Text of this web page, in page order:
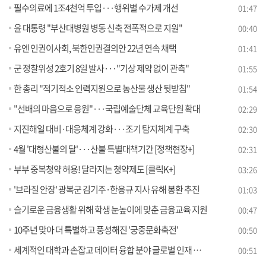
필수의료에 1조4천억 투입···행위별 수가제 개선 01:47
윤 대통령 "부산대병원 병동 신축 전폭적으로 지원" 00:40
유엔 인권이사회, 북한인권결의안 22년 연속 채택 01:41
군 정찰위성 2호기 8일 발사···"기상 제약 없이 관측" 01:55
한 총리 "적기적소 인력지원으로 농산물 생산 뒷받침" 01:54
"선배의 마음으로 응원"···국립예술단체 교육단원 확대 02:29
지진해일 대비·대응체계 강화···조기 탐지체계 구축 02:30
4월 '대형산불의 달'···산불 특별대책기간 [정책현장+] 02:31
부부 중복청약 허용! 달라지는 청약제도 [클릭K+] 03:26
'브라질 안장' 광복군 김기주·한응규 지사 유해 봉환 추진 01:03
슬기로운 금융생활 위해 학생 눈높이에 맞춘 금융교육 지원 00:47
10주년 맞아 더 특별하고 풍성해진 '궁중문화축전' 00:50
세계적인 대학과 손잡고 데이터 융합 분야 글로벌 인재 키운다! 00:51